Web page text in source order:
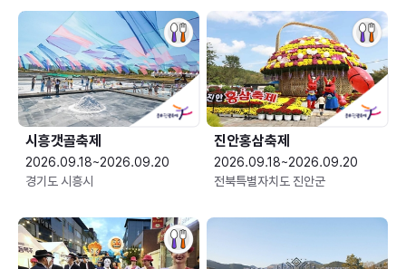
시흥갯골축제
2026.09.18~2026.09.20
경기도 시흥시
진안홍삼축제
2026.09.18~2026.09.20
전북특별자치도 진안군